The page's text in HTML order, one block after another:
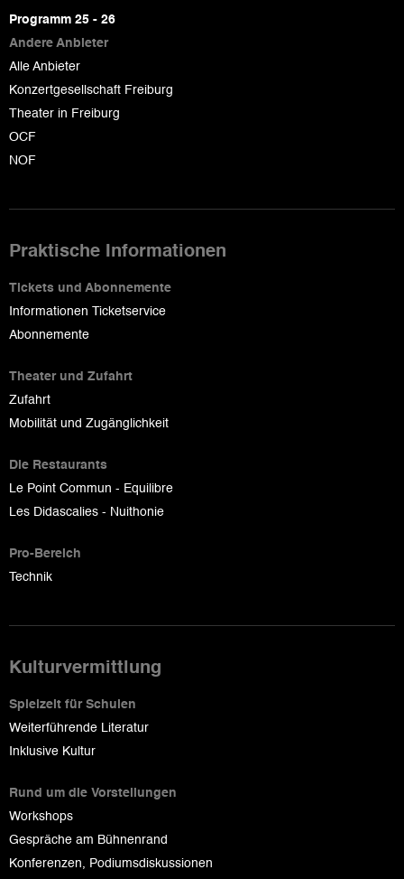
page
Programm 25 - 26
Andere Anbieter
Alle Anbieter
Konzertgesellschaft Freiburg
Theater in Freiburg
OCF
NOF
Praktische Informationen
Tickets und Abonnemente
Informationen Ticketservice
Abonnemente
Theater und Zufahrt
Zufahrt
Mobilität und Zugänglichkeit
Die Restaurants
Le Point Commun - Equilibre
Les Didascalies - Nuithonie
Pro-Bereich
Technik
Kulturvermittlung
Spielzeit für Schulen
Weiterführende Literatur
Inklusive Kultur
Rund um die Vorstellungen
Workshops
Gespräche am Bühnenrand
Konferenzen, Podiumsdiskussionen